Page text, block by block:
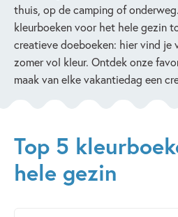
thuis, op de camping of
kleurboeken voor het hele gezin
creatieve doeboeken: hier vind je
zomer vol kleur. Ontdek onze
maak van elke vakantiedag een
Top 5
hele gezin